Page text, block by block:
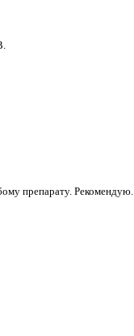
препарату. Рекомендую.